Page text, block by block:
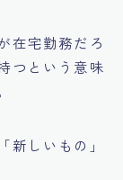
在宅勤務だろ
つという意味
しいもの」